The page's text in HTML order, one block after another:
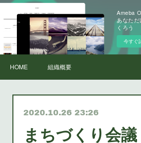
Ameba
あなた
くろう
今すぐ
HOME 組織概要
2020.10.26 23:26
まちづくり会